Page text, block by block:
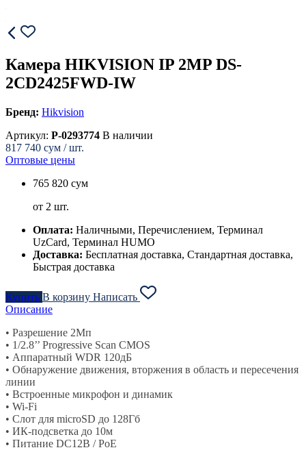
Камера HIKVISION IP 2MP DS-
2CD2425FWD-IW
Бренд: Hikvision
Артикул: P-0293774 В наличии
817 740 сум / шт.
Оптовые цены
765 820 сум
от 2 шт.
Оплата: Наличными, Перечислением, Терминал
UzCard, Терминал HUMO
Доставка: Бесплатная доставка, Стандартная доставка,
Быстрая доставка
Купить В корзину Написать
Описание
• Разрешение 2Мп
• 1/2.8’’ Progressive Scan CMOS
• Аппаратный WDR 120дБ
• Обнаружение движения, вторжения в область и пересечения
линии
• Встроенные микрофон и динамик
• Wi-Fi
• Слот для microSD до 128Гб
• ИК-подсветка до 10м
• Питание DC12В / PoE